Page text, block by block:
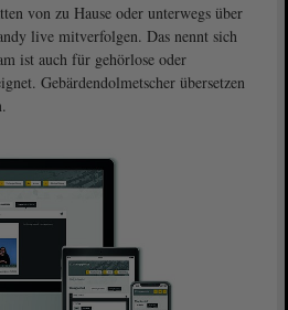
von zu Hause oder unterwegs über
live mitverfolgen. Das nennt sich
ist auch für gehörlose oder
Gebärdendolmetscher übersetzen